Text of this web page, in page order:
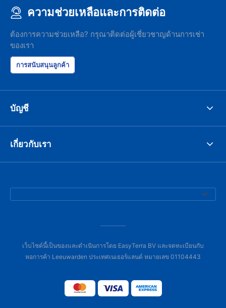
ความช่วยเหลือและการติดต่อ
ต้องการความช่วยเหลือ? กรุณาติดต่อผู้เชี่ยวชาญด้านการเช่า
ของเรา
การสนับสนุนลูกค้า
บัญชี
เกี่ยวกับเรา
เว็บไซต์นี้เป็นของและดำเนินการโดย EasyTerra BV และจดทะเบียนกับ
หอการค้า Leeuwarden ประเทศเนเธอร์แลนด์ หมายเลข 01104443